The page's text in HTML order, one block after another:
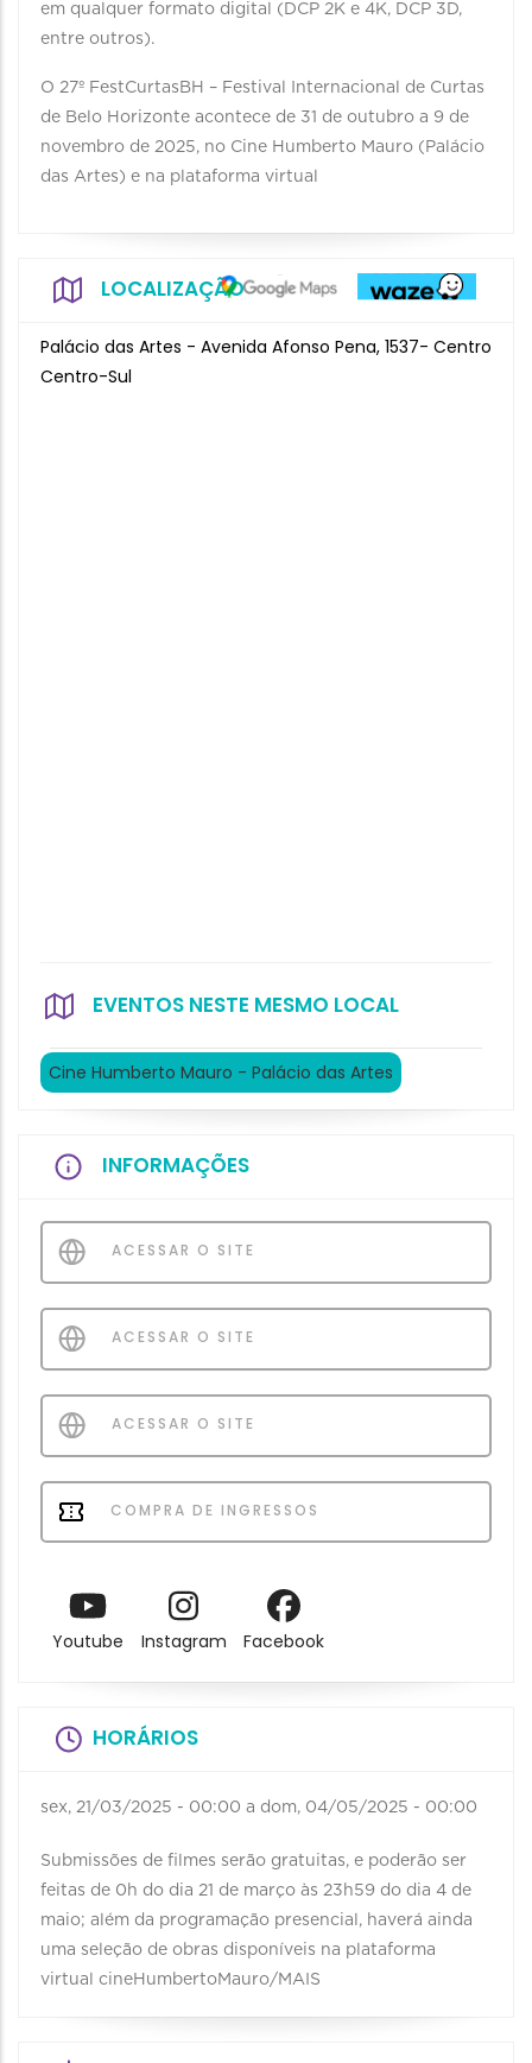
em qualquer formato digital (DCP 2K e 4K, DCP 3D,
entre outros).
O 27º FestCurtasBH – Festival Internacional de Curtas
de Belo Horizonte acontece de 31 de outubro a 9 de
novembro de 2025, no Cine Humberto Mauro (Palácio
das Artes) e na plataforma virtual
LOCALIZAÇÃO
Palácio das Artes - Avenida Afonso Pena, 1537- Centro
Centro-Sul
EVENTOS NESTE MESMO LOCAL
Cine Humberto Mauro - Palácio das Artes
INFORMAÇÕES
ACESSAR O SITE
ACESSAR O SITE
ACESSAR O SITE
COMPRA DE INGRESSOS
Youtube Instagram Facebook
HORÁRIOS
sex, 21/03/2025 - 00:00 a dom, 04/05/2025 - 00:00
Submissões de filmes serão gratuitas, e poderão ser
feitas de 0h do dia 21 de março às 23h59 do dia 4 de
maio; além da programação presencial, haverá ainda
uma seleção de obras disponíveis na plataforma
virtual cineHumbertoMauro/MAIS